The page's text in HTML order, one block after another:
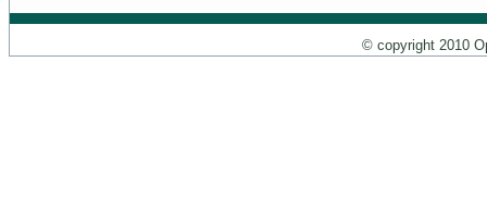
© copyright 2010